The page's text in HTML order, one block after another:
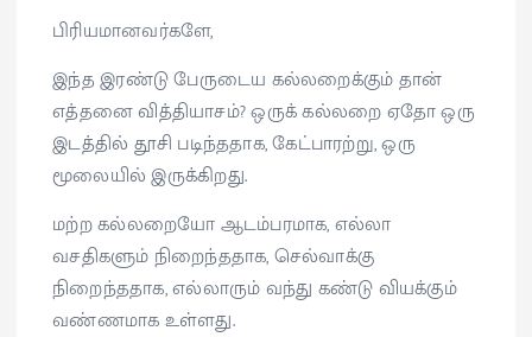
பிரியமானவர்களே,
இந்த இரண்டு பேருடைய கல்லறைக்கும் தான்
எத்தனை வித்தியாசம்? ஒருக் கல்லறை ஏதோ ஒரு
இடத்தில் தூசி படிந்ததாக, கேட்பாரற்று, ஒரு
மூலையில் இருக்கிறது.
மற்ற கல்லறையோ ஆடம்பரமாக, எல்லா
வசதிகளும் நிறைந்ததாக, செல்வாக்கு
நிறைந்ததாக, எல்லாரும் வந்து கண்டு வியக்கும்
வண்ணமாக உள்ளது.